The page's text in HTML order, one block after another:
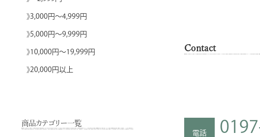
》3,000円～4,999円
》5,000円～9,999円
》10,000円～19,999円
》20,000円以上
商品カテゴリー一覧
Contact
電話